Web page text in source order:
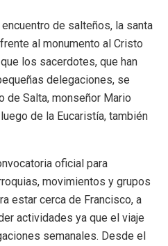
de salteños, la santa
al monumento al Cristo
los sacerdotes, que han
delegaciones, se
de Salta, monseñor Mario
de la Eucaristía, también
oficial para
movimientos y grupos
estar cerca de Francisco, a
actividades ya que el viaje
semanales. Desde el